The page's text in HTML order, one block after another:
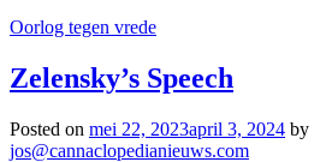
Oorlog tegen vrede
Zelensky’s Speech
Posted on mei 22, 2023april 3, 2024 by
jos@cannaclopedianieuws.com